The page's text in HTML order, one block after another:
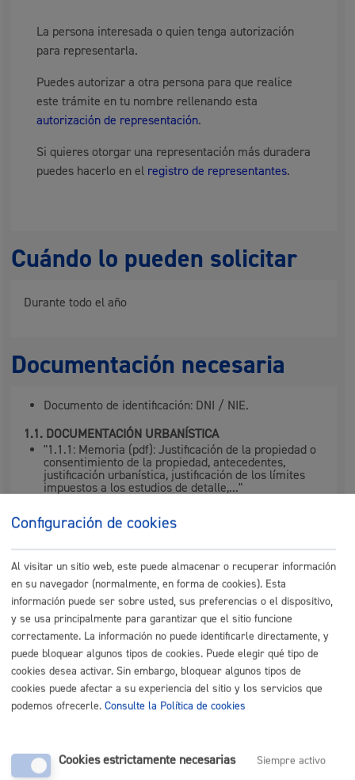
La persona interesada o quien tenga autorización
para representarla.
Puedes autorizar a otra persona para que realice
este trámite en tu nombre rellenando esta
autorización de representación.
Si quieres otorgar una representación más duradera
puedes hacerlo en el registro de representantes.
Cuándo lo pueden solicitar
Durante todo el año
Documentación necesaria
Documento de identificación: DNI / NIE.
1.1. DOCUMENTACIÓN URBANÍSTICA
"1.1.1: Memoria (pdf): Justificación de la propiedad o
consentimiento de la propiedad, antecedentes,
justificación urbanística, justificación de los límites
impuestos a los estudios de detalle,..."
"1.1.3: Planos de información. (pdf)"
"1.1.4: Planos de ordenación. (pdf)"
1.2. DOCUMENTACIÓN VECTORIAL:
Planos en ficheros CAD (dwg o similar) sistema de
coordenadas UTM ETRS89 Zona 30.
INSTRUCCIONES GENERALES para el cumplimiento de:
Firmas digitales: consultar aquí
Formato de los ficheros:consultar aquí
Configuración de cookies
Al visitar un sitio web, este puede almacenar o recuperar información
en su navegador (normalmente, en forma de cookies). Esta
información puede ser sobre usted, sus preferencias o el dispositivo,
y se usa principalmente para garantizar que el sitio funcione
correctamente. La información no puede identificarle directamente, y
puede bloquear algunos tipos de cookies. Puede elegir qué tipo de
cookies desea activar. Sin embargo, bloquear algunos tipos de
cookies puede afectar a su experiencia del sitio y los servicios que
podemos ofrecerle. Consulte la Política de cookies
Cookies estrictamente necesarias
Siempre activo